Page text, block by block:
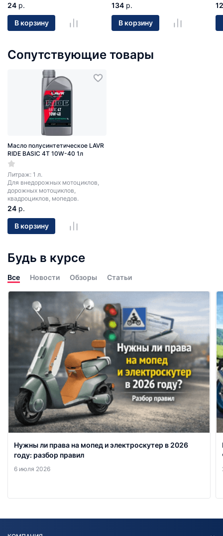
24 р.
В корзину
134 р.
В корзину
12
Сопутствующие товары
Масло полусинтетическое LAVR
RIDE BASIC 4T 10W-40 1л
Литраж: 1 л.
Для внедорожных мотоциклов,
дорожных мотоциклов,
квадроциклов, мопедов.
24 р.
В корзину
Будь в курсе
Все Новости Обзоры Статьи
Нужны ли права на мопед и электроскутер в 2026
году: разбор правил
6 июля 2026